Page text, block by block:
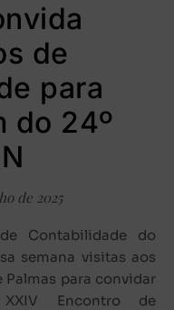
de
para
do 24º
de 2025
semana visitas aos
para convidar
Encontro de